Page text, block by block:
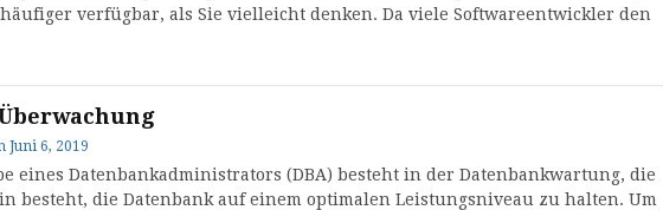
verfügbar, als Sie vielleicht denken. Da viele Softwareentwickler den
Juni 6, 2019
eines Datenbankadministrators (DBA) besteht in der Datenbankwartung, die
besteht, die Datenbank auf einem optimalen Leistungsniveau zu halten. Um